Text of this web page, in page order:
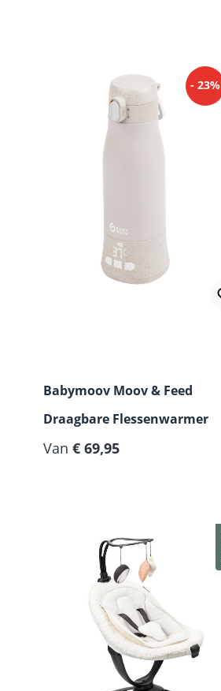
- 23%
Babymoov Moov & Feed
Draagbare Flessenwarmer
Normale prijs:
Van € 69,95